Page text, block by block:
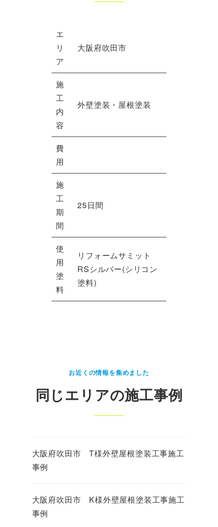
エ
リ
ア
大阪府吹田市
施
工
内
容
外壁塗装・屋根塗装
費
用
施
工
期
間
25日間
使
用
塗
料
リフォームサミット
RSシルバー(シリコン
塗料)
お近くの情報を集めました
同じエリアの施工事例
大阪府吹田市 T様外壁屋根塗装工事施工
事例
大阪府吹田市 K様外壁屋根塗装工事施工
事例